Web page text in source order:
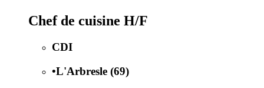
Chef de cuisine H/F
CDI
•L'Arbresle (69)